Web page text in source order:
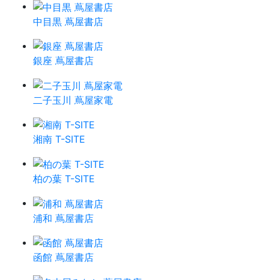
中目黒 蔦屋書店
銀座 蔦屋書店
二子玉川 蔦屋家電
湘南 T-SITE
柏の葉 T-SITE
浦和 蔦屋書店
函館 蔦屋書店